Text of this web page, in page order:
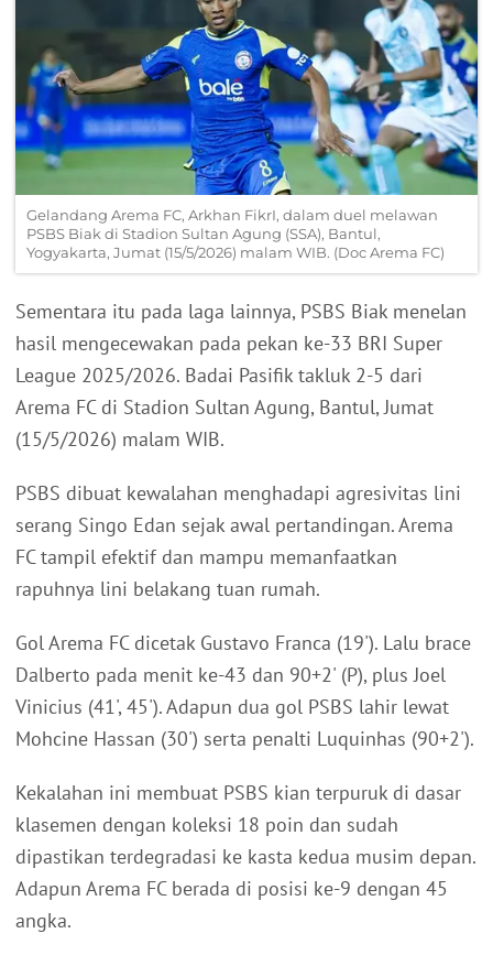
Gelandang Arema FC, Arkhan FikrI, dalam duel melawan
PSBS Biak di Stadion Sultan Agung (SSA), Bantul,
Yogyakarta, Jumat (15/5/2026) malam WIB. (Doc Arema FC)
Sementara itu pada laga lainnya, PSBS Biak menelan
hasil mengecewakan pada pekan ke-33 BRI Super
League 2025/2026. Badai Pasifik takluk 2-5 dari
Arema FC di Stadion Sultan Agung, Bantul, Jumat
(15/5/2026) malam WIB.
PSBS dibuat kewalahan menghadapi agresivitas lini
serang Singo Edan sejak awal pertandingan. Arema
FC tampil efektif dan mampu memanfaatkan
rapuhnya lini belakang tuan rumah.
Gol Arema FC dicetak Gustavo Franca (19'). Lalu brace
Dalberto pada menit ke-43 dan 90+2' (P), plus Joel
Vinicius (41', 45'). Adapun dua gol PSBS lahir lewat
Mohcine Hassan (30') serta penalti Luquinhas (90+2').
Kekalahan ini membuat PSBS kian terpuruk di dasar
klasemen dengan koleksi 18 poin dan sudah
dipastikan terdegradasi ke kasta kedua musim depan.
Adapun Arema FC berada di posisi ke-9 dengan 45
angka.